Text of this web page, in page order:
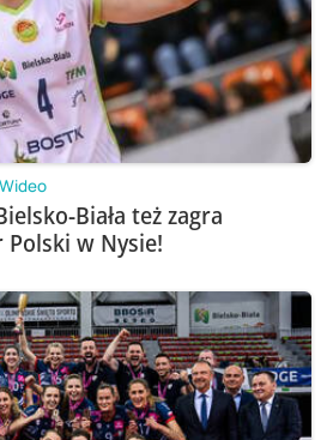
Wideo
Biała też zagra
Polski w Nysie!